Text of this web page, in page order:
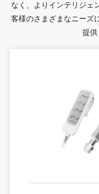
なく、よりインテリジェ
客様のさまざまなニーズ
提供